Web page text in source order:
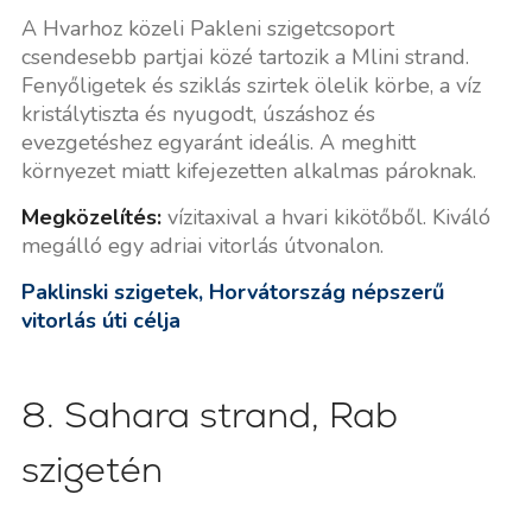
A Hvarhoz közeli Pakleni szigetcsoport
csendesebb partjai közé tartozik a Mlini strand.
Fenyőligetek és sziklás szirtek ölelik körbe, a víz
kristálytiszta és nyugodt, úszáshoz és
evezgetéshez egyaránt ideális. A meghitt
környezet miatt kifejezetten alkalmas pároknak.
Megközelítés:vízitaxival a hvari kikötőből. Kiváló
megálló egy adriai vitorlás útvonalon.
Paklinski szigetek, Horvátország népszerű
vitorlás úti célja
8. Sahara strand, Rab
szigetén